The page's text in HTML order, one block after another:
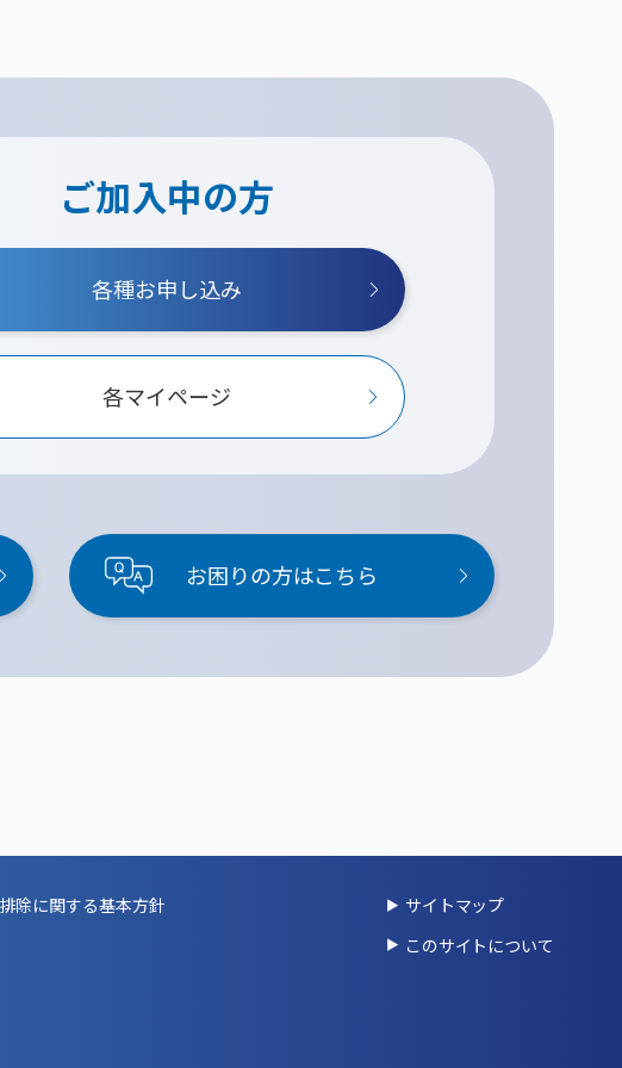
ご加入中の方
各種お申し込み
各マイページ
お困りの方はこちら
除に関する基本方針
サイトマップ
このサイトについて